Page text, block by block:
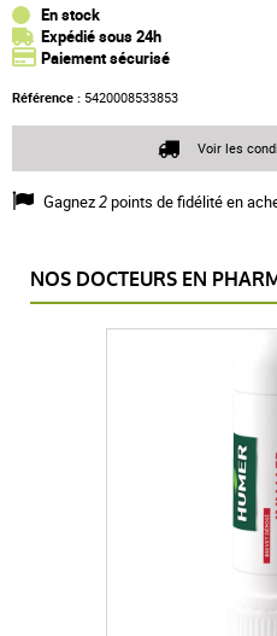
En stock
Expédié sous 24h
Paiement sécurisé
Référence : 5420008533853
Gagnez2points de fidélité en
Voir les
NOS DOCTEURS EN